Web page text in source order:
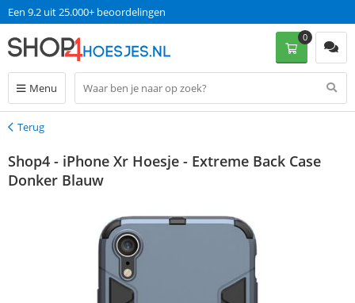
Een 9.2 uit 25.000+ beoordelingen
Menu
0
Terug
Terug
Shop4 - iPhone Xr Hoesje - Extreme Back Case
Donker Blauw